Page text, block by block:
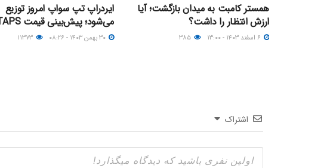
همستر کامبت به میدان بازگشت؛ آیا
ارزش انتظار را داشت؟
ایردراپ تپ سواپ امروز توزیع
می‌شود؛ پیش‌بینی قیمت TAPS!
اشتراک